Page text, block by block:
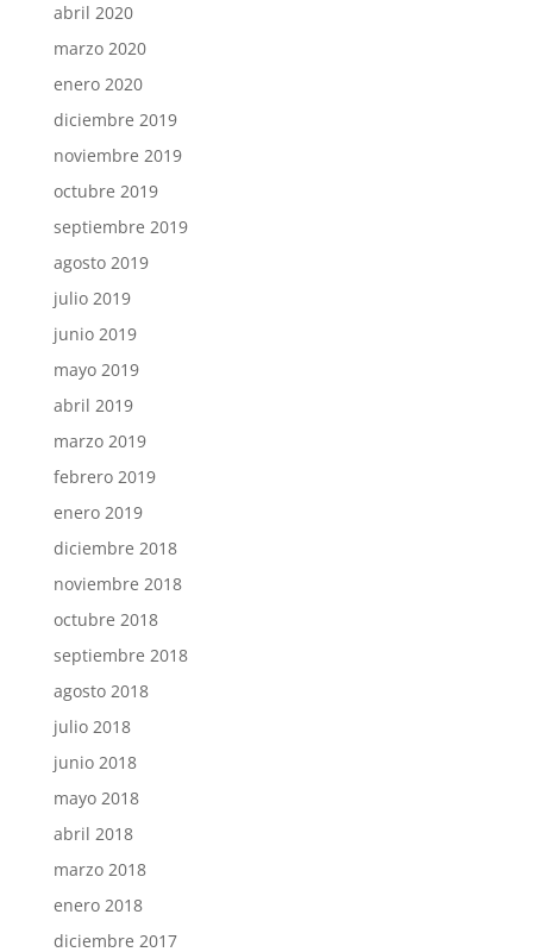
abril 2020
marzo 2020
enero 2020
diciembre 2019
noviembre 2019
octubre 2019
septiembre 2019
agosto 2019
julio 2019
junio 2019
mayo 2019
abril 2019
marzo 2019
febrero 2019
enero 2019
diciembre 2018
noviembre 2018
octubre 2018
septiembre 2018
agosto 2018
julio 2018
junio 2018
mayo 2018
abril 2018
marzo 2018
enero 2018
diciembre 2017